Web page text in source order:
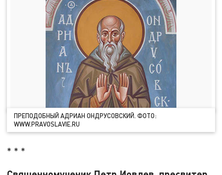
ПРЕПОДОБНЫЙ АДРИАН ОНДРУСОВСКИЙ. ФОТО:
WWW.PRAVOSLAVIE.RU
* * *